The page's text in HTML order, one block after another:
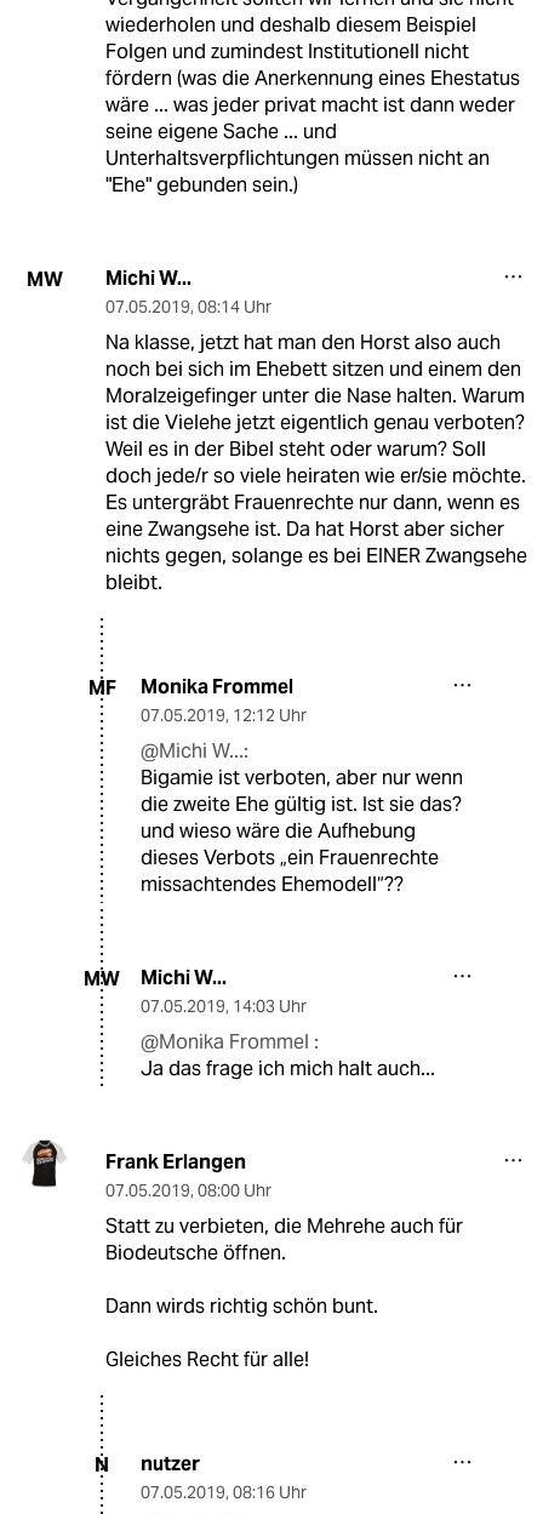
wiederholen und deshalb diesem Beispiel
Folgen und zumindest Institutionell nicht
fördern (was die Anerkennung eines Ehestatus
wäre ... was jeder privat macht ist dann weder
seine eigene Sache ... und
Unterhaltsverpflichtungen müssen nicht an
"Ehe" gebunden sein.)
MW Michi W...
07.05.2019, 08:14 Uhr
Na klasse, jetzt hat man den Horst also auch
noch bei sich im Ehebett sitzen und einem den
Moralzeigefinger unter die Nase halten. Warum
ist die Vielehe jetzt eigentlich genau verboten?
Weil es in der Bibel steht oder warum? Soll
doch jede/r so viele heiraten wie er/sie möchte.
Es untergräbt Frauenrechte nur dann, wenn es
eine Zwangsehe ist. Da hat Horst aber sicher
nichts gegen, solange es bei EINER Zwangsehe
bleibt.
MF Monika Frommel
07.05.2019, 12:12 Uhr
@Michi W...:
Bigamie ist verboten, aber nur wenn
die zweite Ehe gültig ist. Ist sie das?
und wieso wäre die Aufhebung
dieses Verbots „ein Frauenrechte
missachtendes Ehemodell“??
MW Michi W...
07.05.2019, 14:03 Uhr
@Monika Frommel :
Ja das frage ich mich halt auch...
Frank Erlangen
07.05.2019, 08:00 Uhr
Statt zu verbieten, die Mehrehe auch für
Biodeutsche öffnen.
Dann wirds richtig schön bunt.
Gleiches Recht für alle!
N nutzer
07.05.2019, 08:16 Uhr